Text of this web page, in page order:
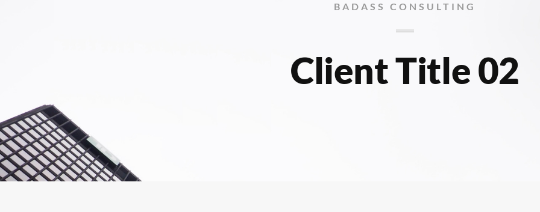
BADASS CONSULTING
Client Title 02